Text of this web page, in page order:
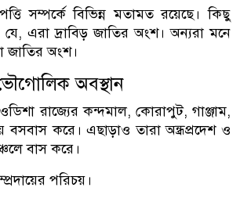
সম্পর্কে বিভিন্ন মতামত রয়েছে। কিছু
এরা দ্রাবিড় জাতির অংশ। অন্যরা মনে
জাতির অংশ।
অবস্থান
রাজ্যের কন্দমাল, কোরাপুট, গাঞ্জাম,
করে। এছাড়াও তারা অন্ধ্রপ্রদেশ ও
বাস করে।